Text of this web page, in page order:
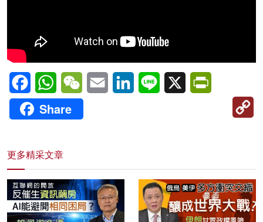
FacebookWhatsAppWeChatEmail LinkedInLine X
Share
更多精采文章